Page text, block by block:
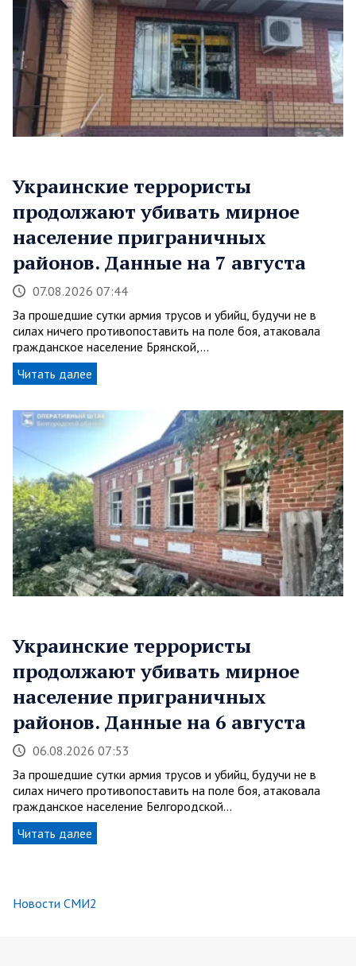
Украинские террористы
продолжают убивать мирное
население приграничных
районов. Данные на 7 августа
07.08.2026 07:44
За прошедшие сутки армия трусов и убийц, будучи не в
силах ничего противопоставить на поле боя, атаковала
гражданское население Брянской,…
Читать далее
Украинские террористы
продолжают убивать мирное
население приграничных
районов. Данные на 6 августа
06.08.2026 07:53
За прошедшие сутки армия трусов и убийц, будучи не в
силах ничего противопоставить на поле боя, атаковала
гражданское население Белгородской…
Читать далее
Новости СМИ2